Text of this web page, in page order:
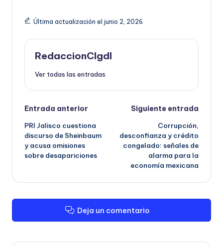
Última actualización el junio 2, 2026
RedaccionCIgdl
Ver todas las entradas
Navegación
de
entradas
Entrada anterior
PRI Jalisco cuestiona
discurso de Sheinbaum
y acusa omisiones
sobre desapariciones
Siguiente entrada
Corrupción,
desconfianza y crédito
congelado: señales de
alarma para la
economía mexicana
Deja un comentario